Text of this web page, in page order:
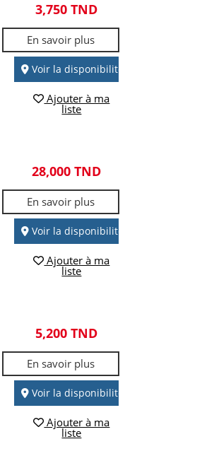
3,750 TND
En savoir plus
Voir la disponibilité
Ajouter à ma
liste
28,000 TND
En savoir plus
Voir la disponibilité
Ajouter à ma
liste
5,200 TND
En savoir plus
Voir la disponibilité
Ajouter à ma
liste